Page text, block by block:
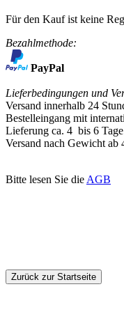
Für den Kauf ist keine
Bezahlmethode:
PayPal
Lieferbedingungen und
Versand innerhalb 24
Bestelleingang mit
Lieferung ca. 4 bis 6
Versand nach Gewicht ab
Bitte lesen Sie die AGB
Zurück zur Startseite